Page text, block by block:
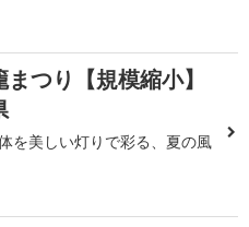
つり【規模縮小】
を美しい灯りで彩る、夏の風